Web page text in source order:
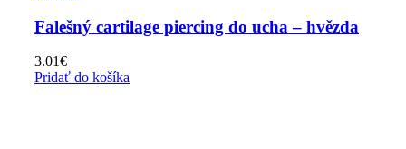
Falešný cartilage piercing do ucha – hvězda
3.01€
Pridať do košíka